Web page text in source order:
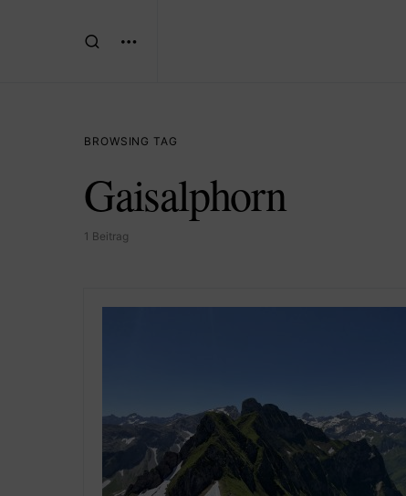
BROWSING TAG
Gaisalphorn
1 Beitrag